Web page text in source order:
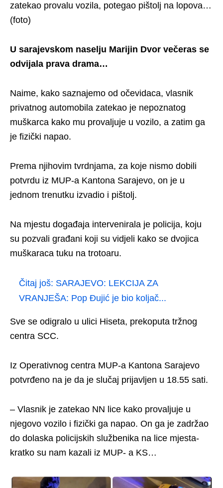
zatekao provalu vozila, potegao pištolj na lopova…
(foto)
U sarajevskom naselju Marijin Dvor večeras se
odvijala prava drama…
Naime, kako saznajemo od očevidaca, vlasnik
privatnog automobila zatekao je nepoznatog
muškarca kako mu provaljuje u vozilo, a zatim ga
je fizički napao.
Prema njihovim tvrdnjama, za koje nismo dobili
potvrdu iz MUP-a Kantona Sarajevo, on je u
jednom trenutku izvadio i pištolj.
Na mjestu događaja intervenirala je policija, koju
su pozvali građani koji su vidjeli kako se dvojica
muškaraca tuku na trotoaru.
Čitaj još: SARAJEVO: LEKCIJA ZA
VRANJEŠA: Pop Đujić je bio koljač...
Sve se odigralo u ulici Hiseta, prekoputa tržnog
centra SCC.
Iz Operativnog centra MUP-a Kantona Sarajevo
potvrđeno na je da je slučaj prijavljen u 18.55 sati.
– Vlasnik je zatekao NN lice kako provaljuje u
njegovo vozilo i fizički ga napao. On ga je zadržao
do dolaska policijskih službenika na lice mjesta-
kratko su nam kazali iz MUP- a KS…